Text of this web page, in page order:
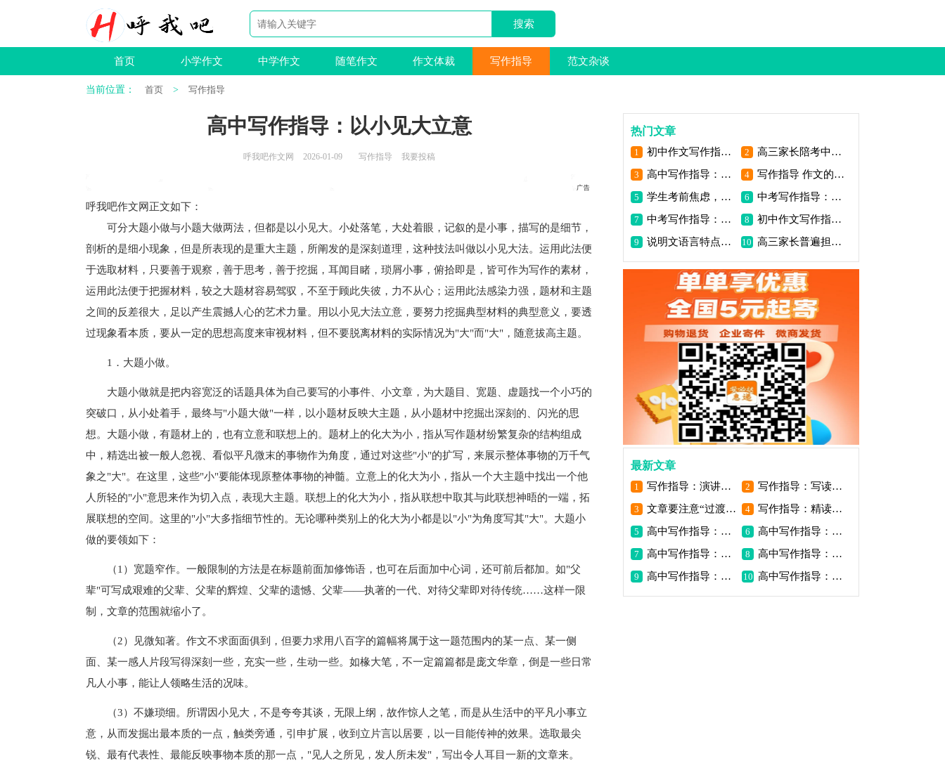
首页 小学作文 中学作文 随笔作文 作文体裁 写作指导 范文杂谈
当前位置： 首页 > 写作指导
高中写作指导：以小见大立意
呼我吧作文网 2026-01-09 写作指导 我要投稿
呼我吧作文网 正文如下 ：
可分大题小做与小题大做两法，但都是以小见大。小处落笔，大处着眼，记叙的是小事，描写的是细节，
剖析的是细小现象，但是所表现的是重大主题，所阐发的是深刻道理，这种技法叫做以小见大法。运用此法便
于选取材料，只要善于观察，善于思考，善于挖掘，耳闻目睹，琐屑小事，俯拾即是，皆可作为写作的素材，
运用此法便于把握材料，较之大题材容易驾驭，不至于顾此失彼，力不从心；运用此法感染力强，题材和主题
之间的反差很大，足以产生震撼人心的艺术力量。用以小见大法立意，要努力挖掘典型材料的典型意义，要透
过现象看本质，要从一定的思想高度来审视材料，但不要脱离材料的实际情况为"大"而"大"，随意拔高主题。
1．大题小做。
大题小做就是把内容宽泛的话题具体为自己要写的小事件、小文章，为大题目、宽题、虚题找一个小巧的
突破口，从小处着手，最终与"小题大做"一样，以小题材反映大主题，从小题材中挖掘出深刻的、闪光的思
想。大题小做，有题材上的，也有立意和联想上的。题材上的化大为小，指从写作题材纷繁复杂的结构组成
中，精选出被一般人忽视、看似平凡微末的事物作为角度，通过对这些"小"的扩写，来展示整体事物的万千气
象之"大"。在这里，这些"小"要能体现原整体事物的神髓。立意上的化大为小，指从一个大主题中找出一个他
人所轻的"小"意思来作为切入点，表现大主题。联想上的化大为小，指从联想中取其与此联想神晤的一端，拓
展联想的空间。这里的"小"大多指细节性的。无论哪种类别上的化大为小都是以"小"为角度写其"大"。大题小
做的要领如下：
（1）宽题窄作。一般限制的方法是在标题前面加修饰语，也可在后面加中心词，还可前后都加。如"父
辈"可写成艰难的父辈、父辈的辉煌、父辈的遗憾、父辈——执著的一代、对待父辈即对待传统……这样一限
制，文章的范围就缩小了。
（2）见微知著。作文不求面面俱到，但要力求用八百字的篇幅将属于这一题范围内的某一点、某一侧
面、某一感人片段写得深刻一些，充实一些，生动一些。如椽大笔，不一定篇篇都是庞文华章，倒是一些日常
凡人小事，能让人领略生活的况味。
（3）不嫌琐细。所谓因小见大，不是夸夸其谈，无限上纲，故作惊人之笔，而是从生活中的平凡小事立
意，从而发掘出最本质的一点，触类旁通，引申扩展，收到立片言以居要，以一目能传神的效果。选取最尖
锐、最有代表性、最能反映事物本质的那一点，"见人之所见，发人所未发"，写出令人耳目一新的文章来。
热门文章
1 初中作文写作指导：我的写作妙诀 2 高三家长陪考中最易出现的三大心理问题
3 高中写作指导：古今纵横选材 4 写作指导 作文的四个阶段
5 学生考前焦虑，家长怎么办_2000字 6 中考写作指导：状物作文写作方法_1200字
7 中考写作指导：怎么样写出高分作文（三）_800字 8 初中作文写作指导：作文写作指导之虚实结合
9 说明文语言特点是什么_小学生作文指导 10 高三家长普遍担心的8个问题 你一定也遇到了
最新文章
1 写作指导：演讲稿与作文跟讲话稿的区别 2 写作指导：写读后感要掌握基本的方法
3 文章要注意“过渡”与“照应” 4 写作指导：精读是写好读后感的基础
5 高中写作指导：探异寻奇立意 6 高中写作指导：以小见大立意
7 高中写作指导：写作空间拓展 8 高中写作指导：题意作文审题
9 高中写作指导：话题作文审题 10 高中写作指导：掌握作文策略